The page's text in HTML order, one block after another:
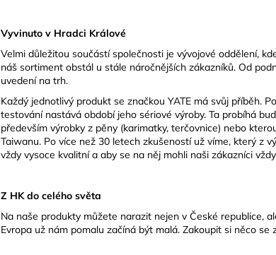
Vyvinuto v Hradci Králové
Velmi důležitou součástí společnosti je vývojové oddělení,
náš sortiment obstál u stále náročnějších zákazníků. Od
uvedení na trh.
Každý jednotlivý produkt se značkou YATE má svůj příběh.
testování nastává období jeho sériové výroby. Ta probíhá
především výrobky z pěny (karimatky, terčovnice) nebo
Taiwanu. Po více než 30 letech zkušeností už víme, který z
vždy vysoce kvalitní a aby se na něj mohli naši zákazníci
Z HK do celého světa
Na naše produkty můžete narazit nejen v České republice,
Evropa už nám pomalu začíná být malá. Zakoupit si něco se